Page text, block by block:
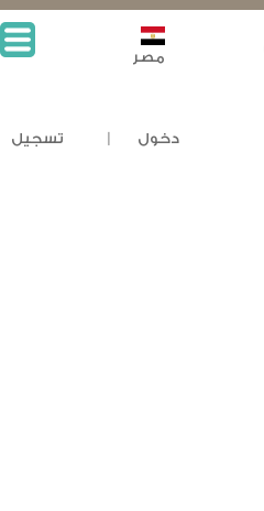
دخول تسجيل
مصر